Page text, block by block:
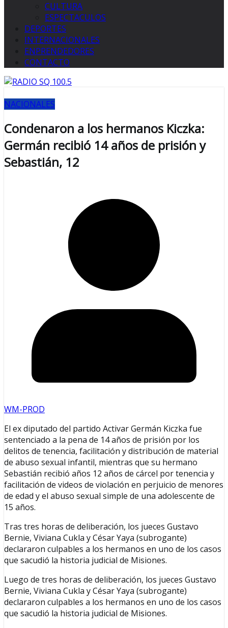
CULTURA
ESPECTACULOS
DEPORTES
INTERNACIONALES
ENPRENDEDORES
CONTACTO
NACIONALES
Condenaron a los hermanos Kiczka:
Germán recibió 14 años de prisión y
Sebastián, 12
WM-PROD
El ex diputado del partido Activar Germán Kiczka fue
sentenciado a la pena de 14 años de prisión por los
delitos de tenencia, facilitación y distribución de material
de abuso sexual infantil, mientras que su hermano
Sebastián recibió años 12 años de cárcel por tenencia y
facilitación de videos de violación en perjuicio de menores
de edad y el abuso sexual simple de una adolescente de
15 años.
Tras tres horas de deliberación, los jueces Gustavo
Bernie, Viviana Cukla y César Yaya (subrogante)
declararon culpables a los hermanos en uno de los casos
que sacudió la historia judicial de Misiones.
Luego de tres horas de deliberación, los jueces Gustavo
Bernie, Viviana Cukla y César Yaya (subrogante)
declararon culpables a los hermanos en uno de los casos
que sacudió la historia judicial de Misiones.